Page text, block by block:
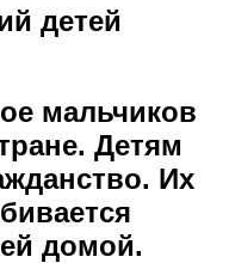
детей
мальчиков
Детям
Их
домой.